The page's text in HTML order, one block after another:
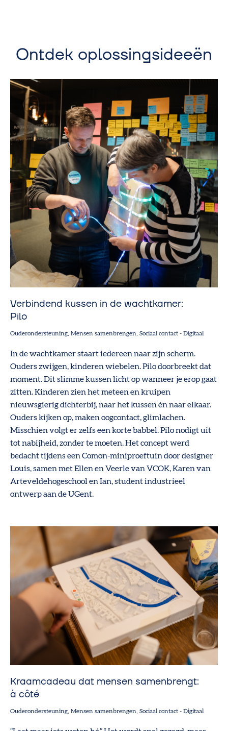
Ontdek oplossingsideeën
Verbindend kussen in de wachtkamer:
Pilo
Ouderondersteuning Mensen samenbrengen Sociaal contact - Digitaal
In de wachtkamer staart iedereen naar zijn scherm.
Ouders zwijgen, kinderen wiebelen. Pilo doorbreekt dat
moment. Dit slimme kussen licht op wanneer je erop gaat
zitten. Kinderen zien het meteen en kruipen
nieuwsgierig dichterbij, naar het kussen én naar elkaar.
Ouders kijken op, maken oogcontact, glimlachen.
Misschien volgt er zelfs een korte babbel. Pilo nodigt uit
tot nabijheid, zonder te moeten. Het concept werd
bedacht tijdens een Comon-miniproeftuin door designer
Louis, samen met Ellen en Veerle van VCOK, Karen van
Arteveldehogeschool en Ian, student industrieel
ontwerp aan de UGent.
Kraamcadeau dat mensen samenbrengt:
à côté
Ouderondersteuning Mensen samenbrengen Sociaal contact - Digitaal